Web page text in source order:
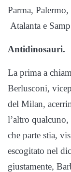
Parma,
Atalanta e
Antidinosauri.
La prima a
Berlusconi,
del Milan,
l’altro
che parte stia,
escogitato nel
giustamente,